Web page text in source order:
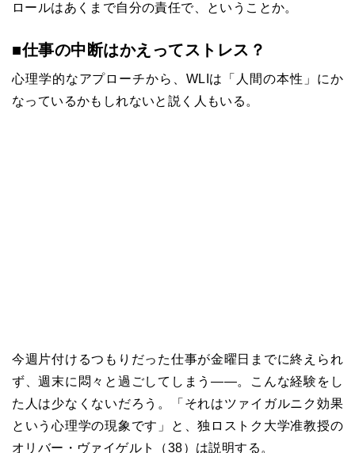
ロールはあくまで自分の責任で、ということか。
■仕事の中断はかえってストレス？
心理学的なアプローチから、 WLI は「人間の本性」にか
なっているかもしれないと説く人もいる。
今週片付けるつもりだった仕事が金曜日までに終えられ
ず、週末に悶々と過ごしてしまう――。こんな経験をし
た人は少なくないだろう。「それはツァイガルニク効果
という心理学の現象です」と、独ロストク大学准教授の
オリバー・ヴァイゲルト（38）は説明する。